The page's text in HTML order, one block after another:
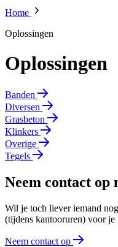
Home
Oplossingen
Oplossingen
Banden
Diversen
Grasbeton
Klinkers
Overige
Tegels
Neem contact op
Wil je toch liever iemand
(tijdens kantooruren) voor je
Neem contact op